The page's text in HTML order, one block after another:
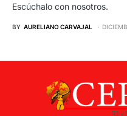
Escúchalo con nosotros.
BY AURELIANO CARVAJAL